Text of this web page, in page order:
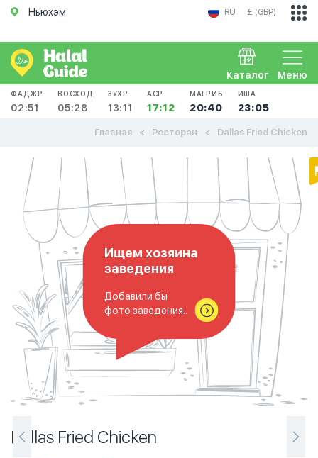
Ньюхэм RU £ (GBP)
Меню
Каталог
ФАДЖР
02:51
ВОСХОД
05:28
ЗУХР
13:11
АСР
17:12
МАГРИБ
20:40
ИША
23:05
Главная Ресторан Dallas Fried Chicken
Ищем хозяина
заведения
Добавили бы
фото заведения..
Dallas Fried Chicken